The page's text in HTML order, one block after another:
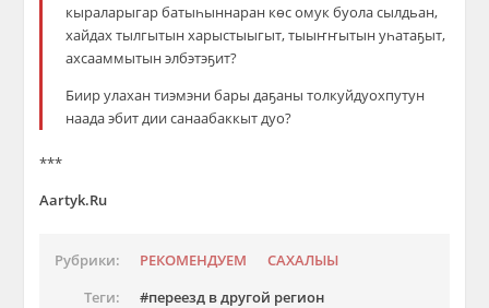
кыраларыгар батыһыннаран көс омук буола сылдьан,
хайдах тылгытын харыстыыгыт, тыыҥҥытын уһатаҕыт,
ахсааммытын элбэтэҕит?
Биир улахан тиэмэни бары даҕаны толкуйдуохпутун
наада эбит дии санаабаккыт дуо?
***
Aartyk.Ru
Рубрики: РЕКОМЕНДУЕМ
САХАЛЫЫ
Теги:
переезд в другой регион